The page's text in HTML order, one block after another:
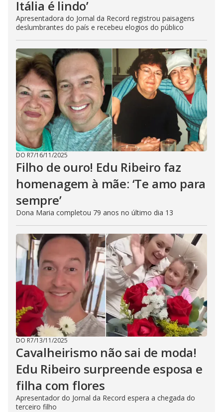
Itália é lindo’
Apresentadora do Jornal da Record registrou paisagens
deslumbrantes do país e recebeu elogios do público
DO R7/16/11/2025
Filho de ouro! Edu Ribeiro faz
homenagem à mãe: ‘Te amo para
sempre’
Dona Maria completou 79 anos no último dia 13
DO R7/13/11/2025
Cavalheirismo não sai de moda!
Edu Ribeiro surpreende esposa e
filha com flores
Apresentador do Jornal da Record espera a chegada do
terceiro filho